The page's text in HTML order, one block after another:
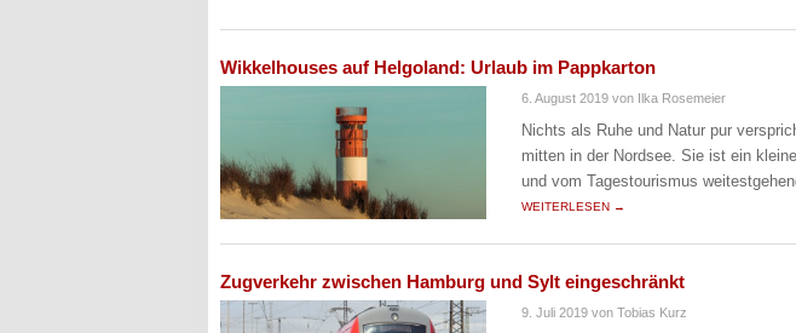
Wikkelhouses auf Helgoland: Urlaub im Pappkarton
6. August 2019 von Ilka Rosemeier
Nichts als Ruhe und Natur pur
mitten in der Nordsee. Sie ist ein
und vom Tagestourismus
WEITERLESEN →
Zugverkehr zwischen Hamburg und Sylt eingeschränkt
9. Juli 2019 von Tobias Kurz